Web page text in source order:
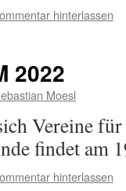
hinterlassen
2022
Moesl
Vereine
findet am
hinterlassen